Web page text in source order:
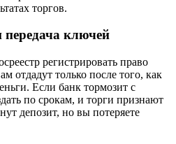
торгов.
ключей
регистрировать право
отдадут только после того, как
Если банк тормозит с
по срокам, и торги признают
депозит, но вы потеряете